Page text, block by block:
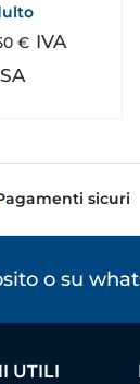
€ IVA
sicuri
o su
UTILI